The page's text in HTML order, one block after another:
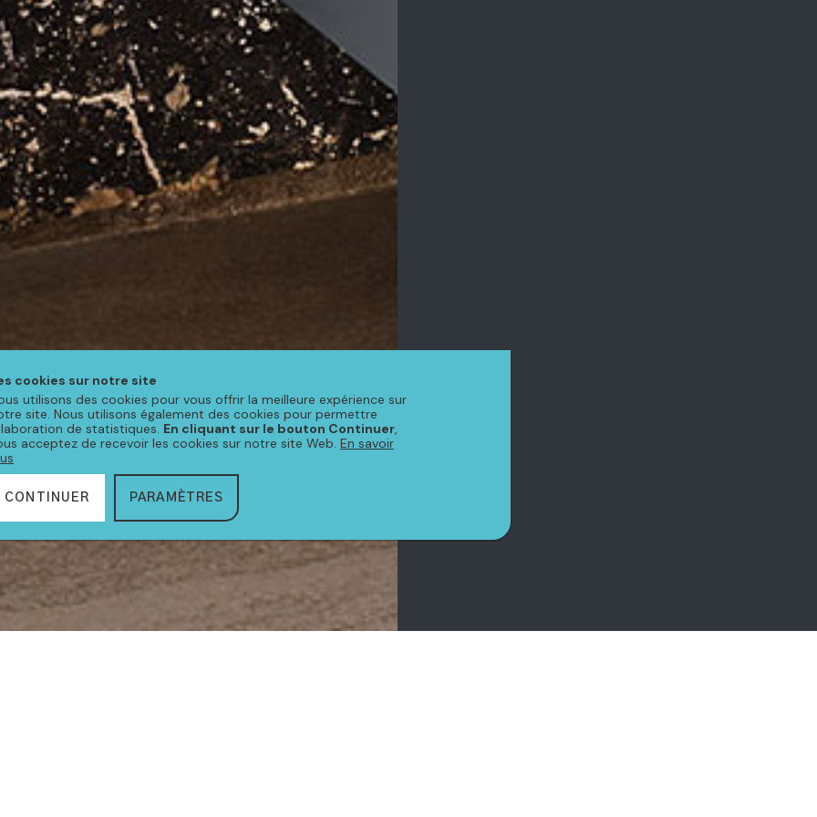
cookies sur notre site
utilisons des cookies pour vous offrir la meilleure expérience sur
site. Nous utilisons également des cookies pour permettre
de statistiques. En cliquant sur le bouton Continuer,
acceptez de recevoir les cookies sur notre site Web. En savoir
CONTINUER PARAMÈTRES